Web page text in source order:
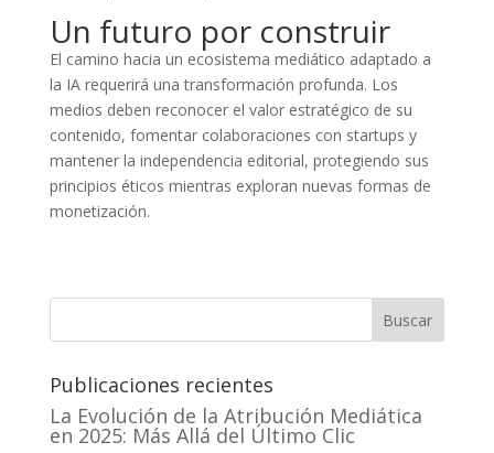
Un futuro por construir
El camino hacia un ecosistema mediático adaptado a
la IA requerirá una transformación profunda. Los
medios deben reconocer el valor estratégico de su
contenido, fomentar colaboraciones con startups y
mantener la independencia editorial, protegiendo sus
principios éticos mientras exploran nuevas formas de
monetización.
Buscar
Publicaciones recientes
La Evolución de la Atribución Mediática
en 2025: Más Allá del Último Clic